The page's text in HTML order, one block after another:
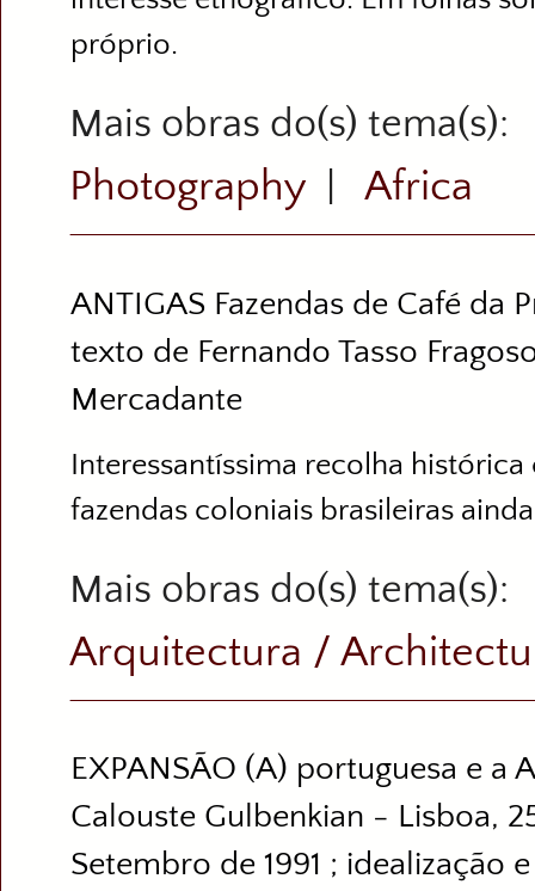
próprio.
Mais obras do(s)
Photography Africa
ANTIGAS Fazendas de Café da
texto de Fernando Tasso
Mercadante
Interessantíssima recolha
fazendas coloniais brasileiras
Mais obras do(s)
Arquitectura /
EXPANSÃO (A) portuguesa e
Calouste Gulbenkian - Lisboa,
Setembro de 1991 ; idealização